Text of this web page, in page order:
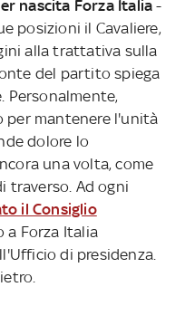
nascita Forza Italia -
posizioni il Cavaliere,
alla trattativa sulla
del partito spiega
Personalmente,
per mantenere l'unità
dolore lo
una volta, come
traverso. Ad ogni
il Consiglio
a Forza Italia
di presidenza.